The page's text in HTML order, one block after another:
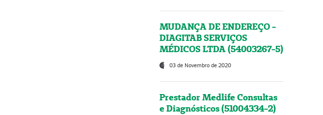
MUDANÇA DE ENDEREÇO -
DIAGITAB SERVIÇOS
MÉDICOS LTDA (54003267-5)
03 de Novembro de 2020
Prestador Medlife Consultas
e Diagnósticos (51004334-2)